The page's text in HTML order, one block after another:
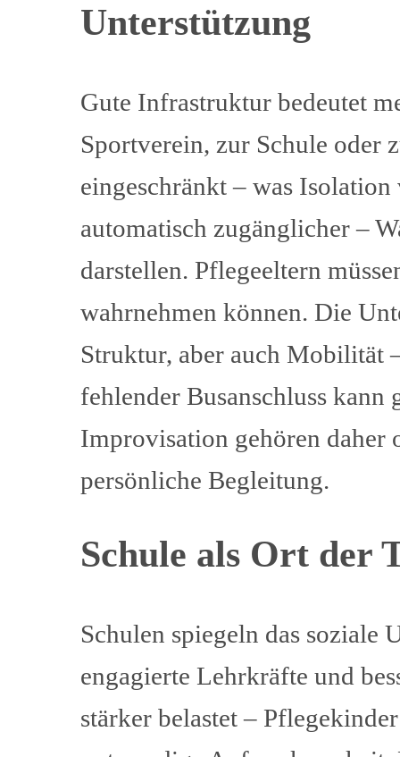
Unterstützung
Gute Infrastruktur bedeutet
Sportverein, zur Schule
eingeschränkt – was
automatisch zugänglicher –
darstellen. Pflegeeltern
wahrnehmen können. Die
Struktur, aber auch Mobilität
fehlender Busanschluss
Improvisation gehören daher
persönliche Begleitung.
Schule als Ort der
Schulen spiegeln das soziale
engagierte Lehrkräfte und
stärker belastet –